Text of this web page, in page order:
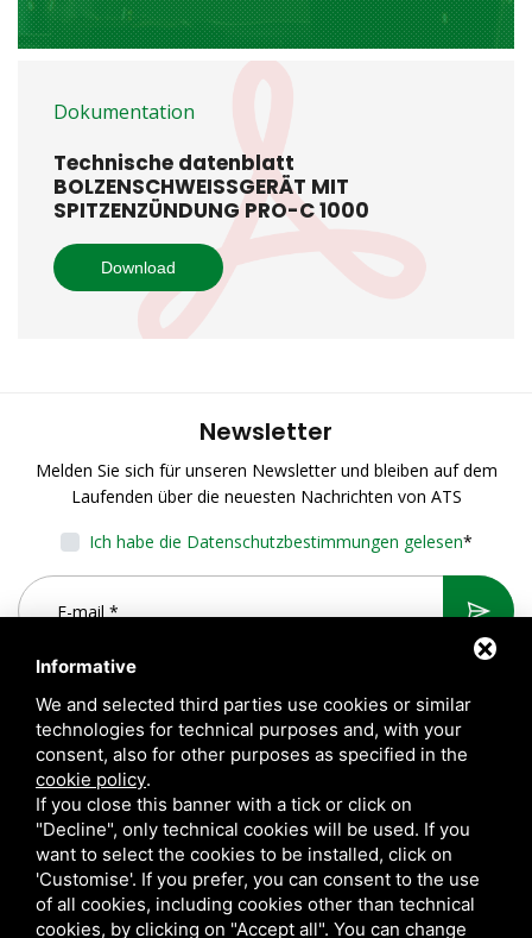
Dokumentation
Technische datenblatt
BOLZENSCHWEISSGERÄT MIT
SPITZENZÜNDUNG PRO-C 1000
Download
Newsletter
Melden Sie sich für unseren Newsletter und bleiben auf dem
Laufenden über die neuesten Nachrichten von ATS
Ich habe die Datenschutzbestimmungen gelesen*
A.T.S. S.r.l. Via del Mangano, 4/A 40023 Castel Guelfo di Bologna
(BO) Italy | P.Iva 00824841209 |Privacy|Rechtliche Hinweise
Sitemap
Informative
We and selected third parties use cookies or similar
technologies for technical purposes and, with your
consent, also for other purposes as specified in the
cookie policy.
If you close this banner with a tick or click on
"Decline", only technical cookies will be used. If you
want to select the cookies to be installed, click on
'Customise'. If you prefer, you can consent to the use
of all cookies, including cookies other than technical
cookies, by clicking on "Accept all". You can change